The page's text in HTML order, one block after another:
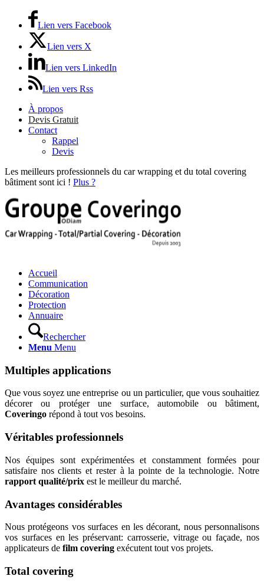
Lien vers Facebook
Lien vers X
Lien vers LinkedIn
Lien vers Rss
À propos
Devis Gratuit
Contact
Rappel
Devis
Les meilleurs professionnels du car wrapping et du total covering
bâtiment sont ici ! Plus ?
Accueil
Communication
Décoration
Protection
Annuaire
Rechercher
Menu Menu
Multiples applications
Que vous soyez une entreprise ou un particulier, que vous souhaitiez
décorer ou protéger une surface, automobile ou bâtiment,
Coveringo répond à tout vos besoins.
Véritables professionnels
Nos équipes sont expérimentées et constamment formées pour
satisfaire nos clients et rester à la pointe de la technologie. Notre
rapport qualité/prix est le meilleur du marché.
Avantages considérables
Nous protégeons vos surfaces en les décorant, nous personnalisons
vos surfaces en les préservant: carrosserie, vitrage ou façade, nos
applicateurs de film covering exécutent tout vos projets.
Total covering